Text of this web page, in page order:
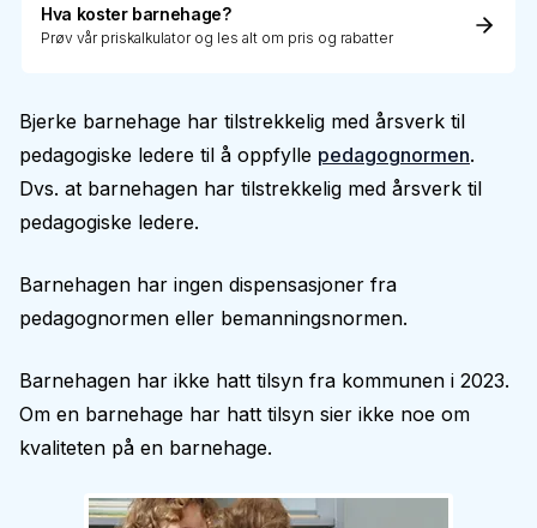
Hva koster barnehage?
Prøv vår priskalkulator og les alt om pris og rabatter
Bjerke barnehage har tilstrekkelig med årsverk til
pedagogiske ledere til å oppfylle pedagognormen.
Dvs. at barnehagen har tilstrekkelig med årsverk til
pedagogiske ledere.
Barnehagen har ingen dispensasjoner fra
pedagognormen eller bemanningsnormen.
Barnehagen har ikke hatt tilsyn fra kommunen i 2023.
Om en barnehage har hatt tilsyn sier ikke noe om
kvaliteten på en barnehage.